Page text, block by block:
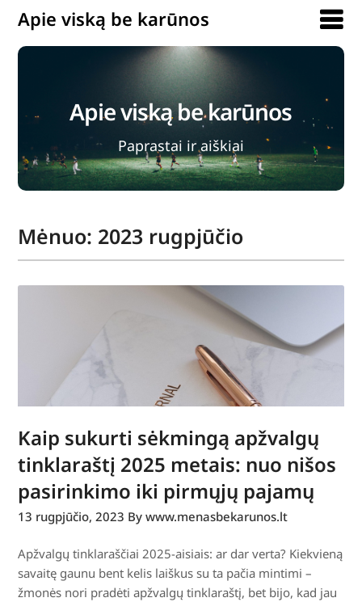
Apie viską be karūnos
Apie viską be karūnos
Paprastai ir aiškiai
Mėnuo: 2023 rugpjūčio
Kaip sukurti sėkmingą apžvalgų
tinklaraštį 2025 metais: nuo nišos
pasirinkimo iki pirmųjų pajamų
13 rugpjūčio, 2023 By www.menasbekarunos.lt
Apžvalgų tinklaraščiai 2025-aisiais: ar dar verta? Kiekvieną
savaitę gaunu bent kelis laiškus su ta pačia mintimi –
žmonės nori pradėti apžvalgų tinklaraštį, bet bijo, kad jau